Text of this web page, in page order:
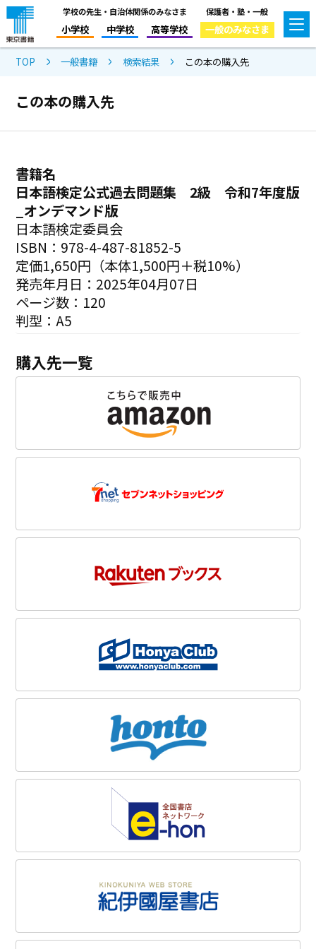
学校の先生・自治体関係のみなさま
小学校 中学校 高等学校
保護者・塾・一般
一般のみなさま
TOP 一般書籍 検索結果 この本の購入先
この本の購入先
書籍名
日本語検定公式過去問題集 2級 令和7年度版
_オンデマンド版
日本語検定委員会
ISBN：978-4-487-81852-5
定価1,650円（本体1,500円＋税10%）
発売年月日：2025年04月07日
ページ数：120
判型：A5
購入先一覧